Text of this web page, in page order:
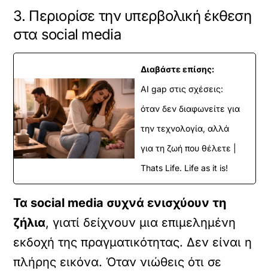
3. Περιορίσε την υπερβολική έκθεση
στα social media
Διαβάστε επίσης:
AI gap στις σχέσεις:
όταν δεν διαφωνείτε για
την τεχνολογία, αλλά
για τη ζωή που θέλετε |
Thats Life. Life as it is!
Τα social media συχνά ενισχύουν τη
ζήλια, γιατί δείχνουν μια επιμελημένη
εκδοχή της πραγματικότητας. Δεν είναι η
πλήρης εικόνα. Όταν νιώθεις ότι σε